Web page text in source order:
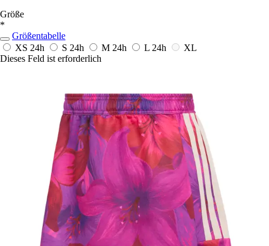
Größe
*
Größentabelle
XS 24h S 24h M 24h L 24h
XL
Dieses Feld ist erforderlich